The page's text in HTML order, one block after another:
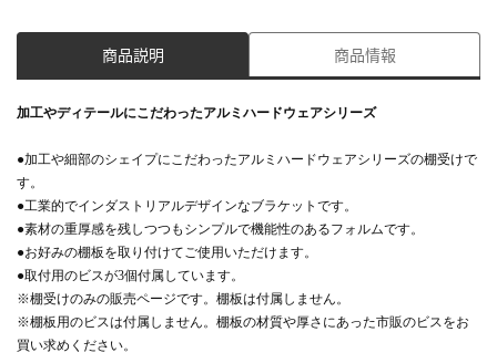
商品説明 商品情報
加工やディテールにこだわったアルミハードウェアシリーズ
●加工や細部のシェイプにこだわったアルミハードウェアシリーズの棚受けで
す。
●工業的でインダストリアルデザインなブラケットです。
●素材の重厚感を残しつつもシンプルで機能性のあるフォルムです。
●お好みの棚板を取り付けてご使用いただけます。
●取付用のビスが3個付属しています。
※棚受けのみの販売ページです。棚板は付属しません。
※棚板用のビスは付属しません。棚板の材質や厚さにあった市販のビスをお
買い求めください。